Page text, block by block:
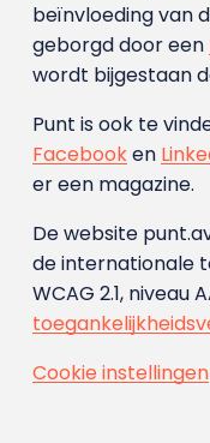
beïnvloeding van
geborgd door een
wordt bijgestaan
Punt is ook te
Facebooken
er een magazine.
De website
de internationale
WCAG 2.1, niveau
Cookie instellingen